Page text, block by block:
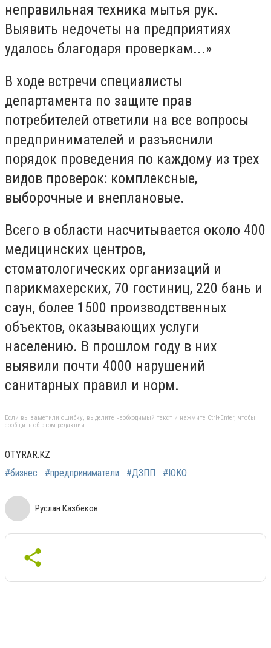
неправильная техника мытья рук.
Выявить недочеты на предприятиях
удалось благодаря проверкам...»
В ходе встречи специалисты
департамента по защите прав
потребителей ответили на все вопросы
предпринимателей и разъяснили
порядок проведения по каждому из трех
видов проверок: комплексные,
выборочные и внеплановые.
Всего в области насчитывается около 400
медицинских центров,
стоматологических организаций и
парикмахерских, 70 гостиниц, 220 бань и
саун, более 1500 производственных
объектов, оказывающих услуги
населению. В прошлом году в них
выявили почти 4000 нарушений
санитарных правил и норм.
Если вы заметили ошибку, выделите необходимый текст и нажмите Ctrl+Enter, чтобы
сообщить об этом редакции
OTYRAR.KZ
#бизнес
#предприниматели #ДЗПП #ЮКО
Руслан Казбеков